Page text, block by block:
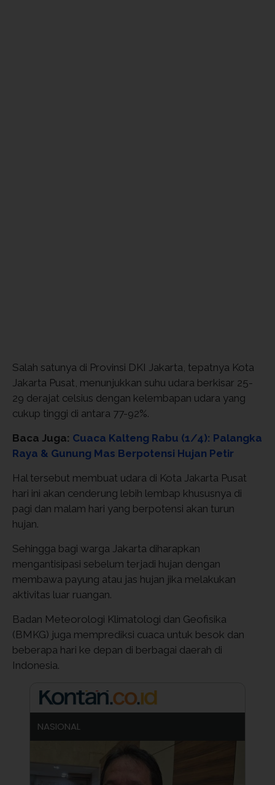
Salah satunya di Provinsi DKI Jakarta, tepatnya Kota
Jakarta Pusat, menunjukkan suhu udara berkisar 25-
29 derajat celsius dengan kelembapan udara yang
cukup tinggi di antara 77-92%.
Baca Juga: Cuaca Kalteng Rabu (1/4): Palangka
Raya & Gunung Mas Berpotensi Hujan Petir
Hal tersebut membuat udara di Kota Jakarta Pusat
hari ini akan cenderung lebih lembap khususnya di
pagi dan malam hari yang berpotensi akan turun
hujan.
Sehingga bagi warga Jakarta diharapkan
mengantisipasi sebelum terjadi hujan dengan
membawa payung atau jas hujan jika melakukan
aktivitas luar ruangan.
Badan Meteorologi Klimatologi dan Geofisika
(BMKG) juga memprediksi cuaca untuk besok dan
beberapa hari ke depan di berbagai daerah di
Indonesia.
NASIONAL